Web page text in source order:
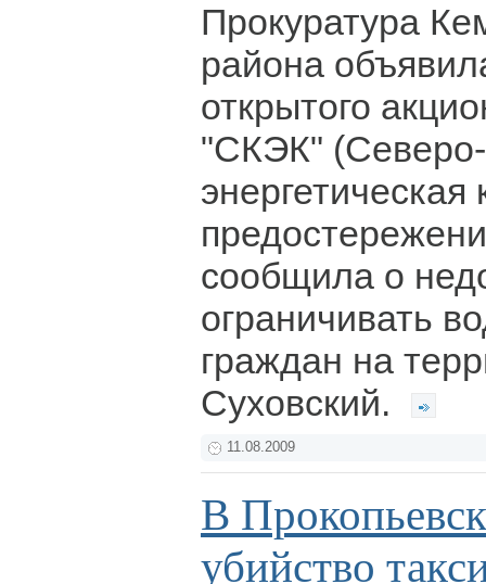
Прокуратура
района
открытого
"СКЭК" (Северо-
энергетическая
сообщила о
ограничивать
граждан на
Суховский.
11.08.2009
В
убийство